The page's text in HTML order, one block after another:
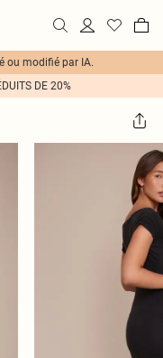
ou modifié par IA.
DE 20%